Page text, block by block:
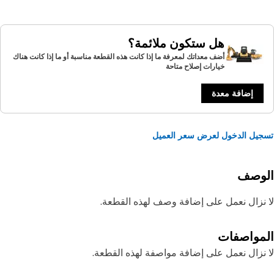
هل ستكون ملائمة؟
أضف معداتك لمعرفة ما إذا كانت هذه القطعة مناسبة أو ما إذا كانت هناك
خيارات إصلاح متاحة
إضافة معدة
الدخول لعرض سعر العميل
نزال نعمل على إضافة وصف لهذه القطعة.
نعمل على إضافة مواصفة لهذه القطعة.